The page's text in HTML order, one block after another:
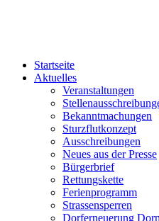
Startseite
Aktuelles
Veranstaltungen
Bekanntmachungen
Sturzflutkonzept
Ausschreibungen
Neues aus der Presse
Bürgerbrief
Rettungskette
Ferienprogramm
Strassensperren
Dorferneuerung